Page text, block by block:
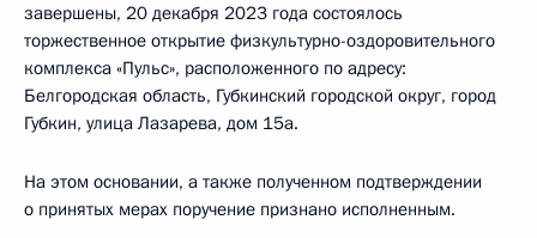
завершены, 20 декабря 2023 года состоялось
торжественное открытие физкультурно-оздоровительного
комплекса «Пульс», расположенного по адресу:
Белгородская область, Губкинский городской округ, город
Губкин, улица Лазарева, дом 15а.
На этом основании, а также полученном подтверждении
о принятых мерах поручение признано исполненным.